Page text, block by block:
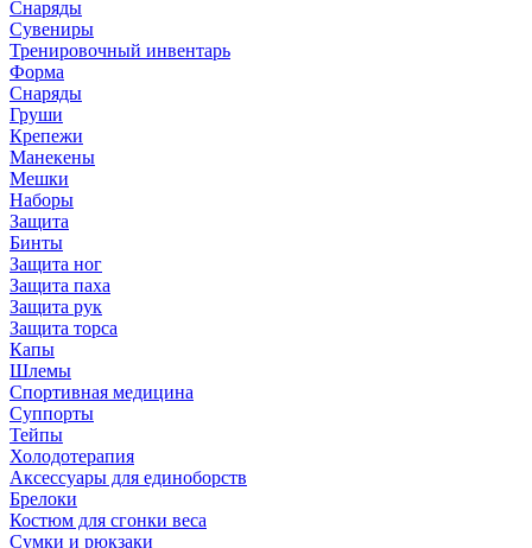
Снаряды
Сувениры
Тренировочный инвентарь
Форма
Снаряды
Груши
Крепежи
Манекены
Мешки
Наборы
Защита
Бинты
Защита ног
Защита паха
Защита рук
Защита торса
Капы
Шлемы
Спортивная медицина
Суппорты
Тейпы
Холодотерапия
Аксессуары для единоборств
Брелоки
Костюм для сгонки веса
Сумки и рюкзаки